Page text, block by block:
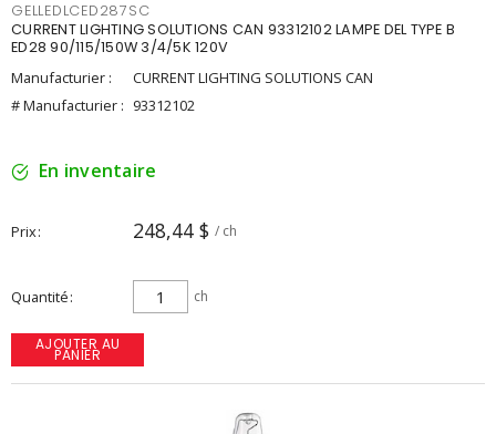
GELLEDLCED287SC
CURRENT LIGHTING SOLUTIONS CAN 93312102 LAMPE DEL TYPE B
ED28 90/115/150W 3/4/5K 120V
Manufacturier :
CURRENT LIGHTING SOLUTIONS CAN
# Manufacturier : 93312102
En inventaire
Prix 248,44 $ / ch
Quantité ch
AJOUTER AU
PANIER